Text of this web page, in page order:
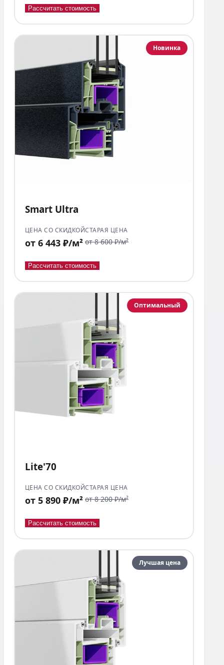
Рассчитать стоимость
Новинка
Smart Ultra
ЦЕНА СО СКИДКОЙ
от 6 443 ₽/м²
СТАРАЯ ЦЕНА
от 8 600 ₽/м²
Рассчитать стоимость
Оптимальный
Lite'70
ЦЕНА СО СКИДКОЙ
от 5 890 ₽/м²
СТАРАЯ ЦЕНА
от 8 200 ₽/м²
Рассчитать стоимость
Лучшая цена